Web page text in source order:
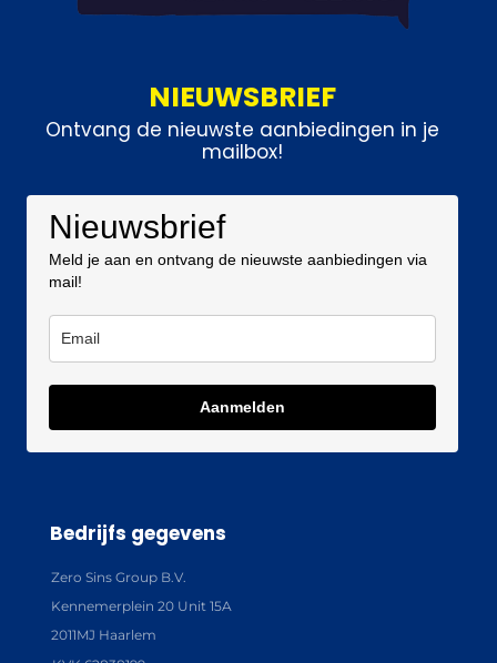
NIEUWSBRIEF
Ontvang de nieuwste aanbiedingen in je
mailbox!
Nieuwsbrief
Meld je aan en ontvang de nieuwste aanbiedingen via
mail!
Aanmelden
Bedrijfs gegevens
Zero Sins Group B.V.
Kennemerplein 20 Unit 15A
2011MJ Haarlem